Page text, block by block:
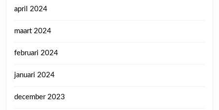
april 2024
maart 2024
februari 2024
januari 2024
december 2023